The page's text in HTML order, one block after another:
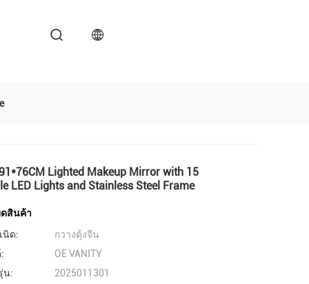
Lighted Makeup Mirror with 15
LED Lights and Stainless Steel Frame
ดสินค้า
นิด:
กวางตุ้งจีน
OE VANITY
น:
2025011301